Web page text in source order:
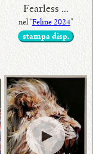
Fearless ...
nel “Feline 2024”
stampa disp.